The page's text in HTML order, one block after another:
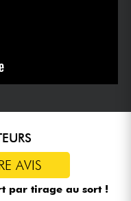
AVIS
par tirage au sort !